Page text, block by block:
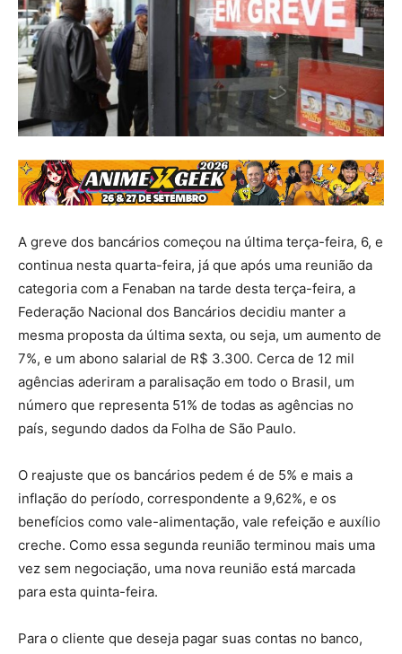
A greve dos bancários começou na última terça-feira, 6, e
continua nesta quarta-feira, já que após uma reunião da
categoria com a Fenaban na tarde desta terça-feira, a
Federação Nacional dos Bancários decidiu manter a
mesma proposta da última sexta, ou seja, um aumento de
7%, e um abono salarial de R$ 3.300. Cerca de 12 mil
agências aderiram a paralisação em todo o Brasil, um
número que representa 51% de todas as agências no
país, segundo dados da Folha de São Paulo.
O reajuste que os bancários pedem é de 5% e mais a
inflação do período, correspondente a 9,62%, e os
benefícios como vale-alimentação, vale refeição e auxílio
creche. Como essa segunda reunião terminou mais uma
vez sem negociação, uma nova reunião está marcada
para esta quinta-feira.
Para o cliente que deseja pagar suas contas no banco,